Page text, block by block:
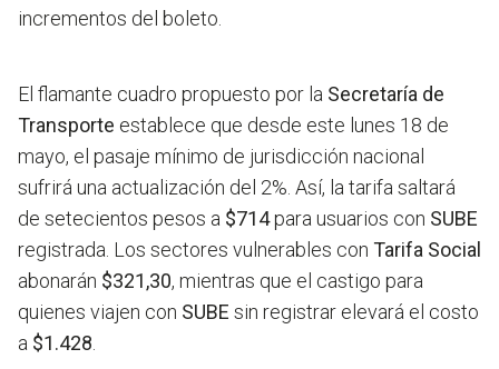
incrementos del boleto.
El flamante cuadro propuesto por la Secretaría de
Transporte establece que desde este lunes 18 de
mayo, el pasaje mínimo de jurisdicción nacional
sufrirá una actualización del 2%. Así, la tarifa saltará
de setecientos pesos a $714para usuarios con SUBE
registrada. Los sectores vulnerables con Tarifa Social
abonarán $321,30, mientras que el castigo para
quienes viajen con SUBE sin registrar elevará el costo
a $1.428